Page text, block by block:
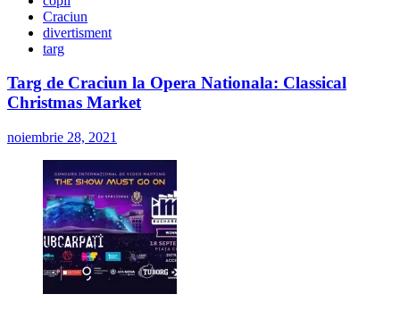
Craciun
divertisment
targ
Targ de Craciun la Opera Nationala: Classical
Christmas Market
noiembrie 28, 2021